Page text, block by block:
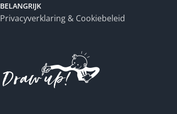
BELANGRIJK
Privacyverklaring & Cookiebeleid